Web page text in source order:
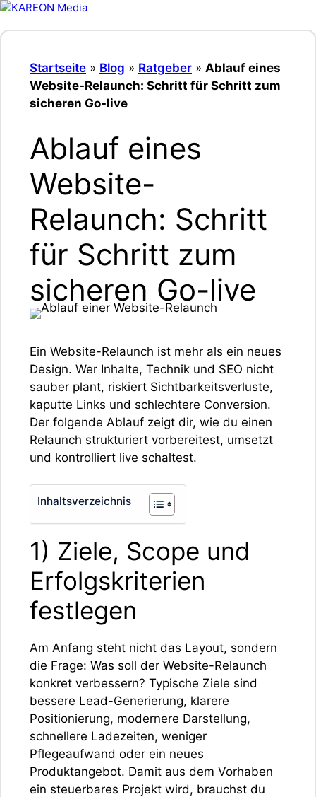
Zum
Menü
Startseite » Blog » Ratgeber » Ablauf eines
Website-Relaunch: Schritt für Schritt zum
sicheren Go-live
Ablauf eines
Website-
Relaunch: Schritt
für Schritt zum
sicheren Go-live
Ein Website-Relaunch ist mehr als ein neues
Design. Wer Inhalte, Technik und SEO nicht
sauber plant, riskiert Sichtbarkeitsverluste,
kaputte Links und schlechtere Conversion.
Der folgende Ablauf zeigt dir, wie du einen
Relaunch strukturiert vorbereitest, umsetzt
und kontrolliert live schaltest.
Inhaltsverzeichnis
1) Ziele, Scope und
Erfolgskriterien
festlegen
Am Anfang steht nicht das Layout, sondern
die Frage: Was soll der Website-Relaunch
konkret verbessern? Typische Ziele sind
bessere Lead-Generierung, klarere
Positionierung, modernere Darstellung,
schnellere Ladezeiten, weniger
Pflegeaufwand oder ein neues
Produktangebot. Damit aus dem Vorhaben
ein steuerbares Projekt wird, brauchst du